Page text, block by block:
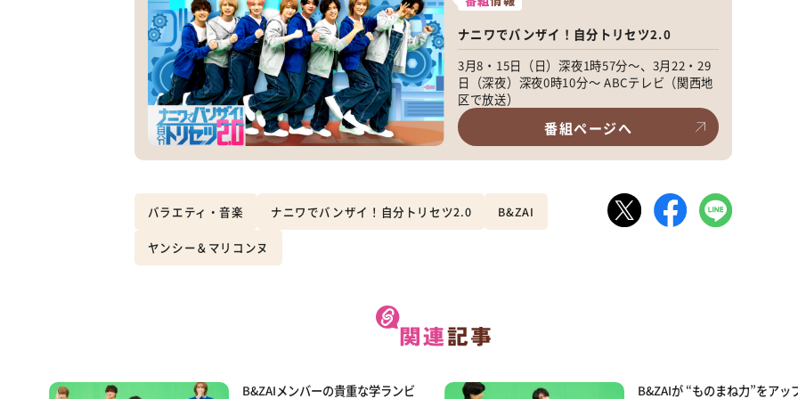
ナニワでバンザイ！自分トリセツ2.0
3月8・15日（日）深夜1時57分～、3月22・29
日（深夜）深夜0時10分～ ABCテレビ（関西地
区で放送）
番組ページへ
バラエティ・音楽 ナニワでバンザイ！自分トリセツ2.0 B&ZAI
ヤンシー＆マリコンヌ
B&ZAIメンバーの貴重な学ランビ B&ZAIが “ものまね力”をアッ